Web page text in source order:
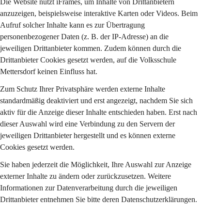
Die Website nutzt iFrames, um Inhalte von Drittanbietern
anzuzeigen, beispielsweise interaktive Karten oder Videos. Beim
Aufruf solcher Inhalte kann es zur Übertragung
personenbezogener Daten (z. B. der IP-Adresse) an die
jeweiligen Drittanbieter kommen. Zudem können durch die
Drittanbieter Cookies gesetzt werden, auf die Volksschule
Mettersdorf keinen Einfluss hat.
Zum Schutz Ihrer Privatsphäre werden externe Inhalte
standardmäßig deaktiviert und erst angezeigt, nachdem Sie sich
aktiv für die Anzeige dieser Inhalte entschieden haben. Erst nach
dieser Auswahl wird eine Verbindung zu den Servern der
jeweiligen Drittanbieter hergestellt und es können externe
Cookies gesetzt werden.
Sie haben jederzeit die Möglichkeit, Ihre Auswahl zur Anzeige
externer Inhalte zu ändern oder zurückzusetzen. Weitere
Informationen zur Datenverarbeitung durch die jeweiligen
Drittanbieter entnehmen Sie bitte deren Datenschutzerklärungen.